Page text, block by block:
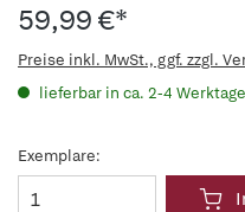
59,99 €*
Preise inkl. MwSt., ggf. zzgl.
lieferbar in ca. 2-4
Exemplare: